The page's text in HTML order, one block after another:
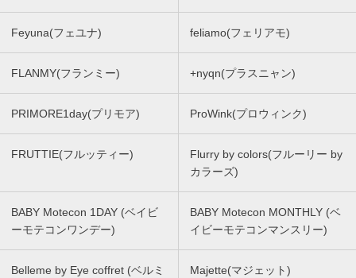
Feyuna(フェユナ) feliamo(フェリアモ)
FLANMY(フランミー) +nyqn(プラスニャン)
PRIMORE1day(プリモア) ProWink(プロウィンク)
FRUTTIE(フルッティー)
Flurry by colors(フルーリー by
カラーズ)
BABY Motecon 1DAY (ベイビ
ーモテコンワンデー)
BABY Motecon MONTHLY (ベ
イビーモテコンマンスリー)
Belleme by Eye coffret (ベルミ
Majette(マジェット)